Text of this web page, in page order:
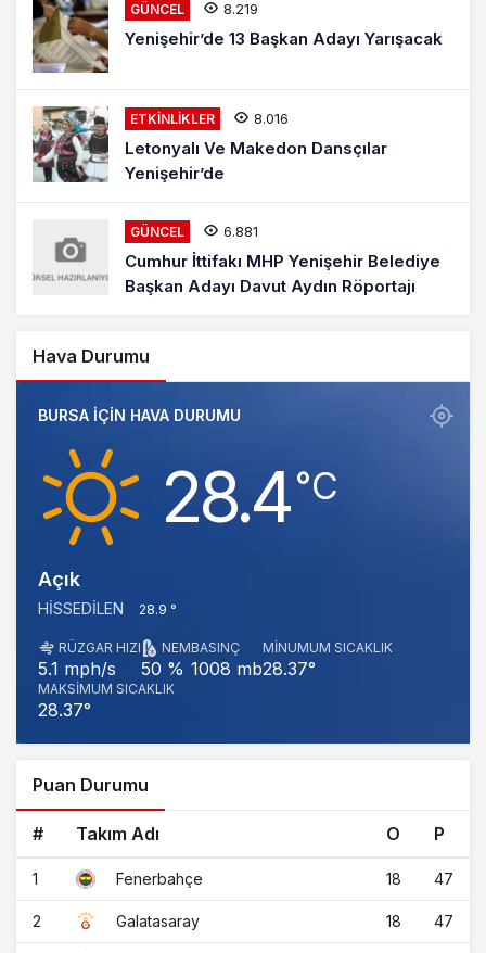
GÜNCEL 8.219
Yenişehir’de 13 Başkan Adayı Yarışacak
ETKINLIKLER 8.016
Letonyalı Ve Makedon Dansçılar
Yenişehir’de
GÜNCEL 6.881
Cumhur İttifakı MHP Yenişehir Belediye
Başkan Adayı Davut Aydın Röportajı
Hava Durumu
BURSA IÇIN HAVA DURUMU
28.4‎°C
Açık
HISSEDILEN 28.9 °
RÜZGAR HIZI
5.1 mph/s
NEM
50 %
BASINÇ
1008 mb
MINUMUM SICAKLIK
28.37°
MAKSIMUM SICAKLIK
28.37°
Puan Durumu
# Takım Adı O P
1 Fenerbahçe 18 47
2 Galatasaray 18 47